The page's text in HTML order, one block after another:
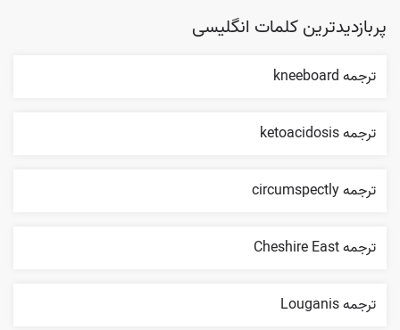
پربازدیدترین کلمات انگلیسی
ترجمه kneeboard
ترجمه ketoacidosis
ترجمه circumspectly
ترجمه Cheshire East
ترجمه Louganis